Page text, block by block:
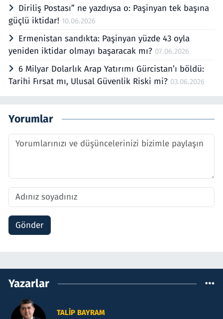
Diriliş Postası” ne yazdıysa o: Paşinyan tek başına
güçlü iktidar! 10.06.2026
Ermenistan sandıkta: Paşinyan yüzde 43 oyla
yeniden iktidar olmayı başaracak mı? 07.06.2026
6 Milyar Dolarlık Arap Yatırımı Gürcistan’ı böldü:
Tarihi Fırsat mı, Ulusal Güvenlik Riski mi? 03.06.2026
Yorumlar
Gönder
Yazarlar
TALIP BAYRAM